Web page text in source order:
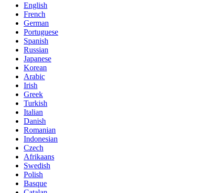
English
French
German
Portuguese
Spanish
Russian
Japanese
Korean
Arabic
Irish
Greek
Turkish
Italian
Danish
Romanian
Indonesian
Czech
Afrikaans
Swedish
Polish
Basque